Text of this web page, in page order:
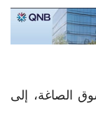
الذهب عيار 21 في سوق الصاغة، إلى